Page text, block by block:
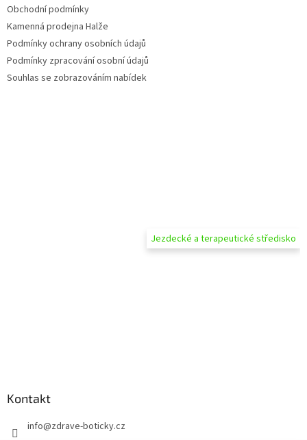
Obchodní podmínky
Kamenná prodejna Halže
Podmínky ochrany osobních údajů
Podmínky zpracování osobní údajů
Souhlas se zobrazováním nabídek
Jezdecké a terapeutické středisko
Kontakt
info@zdrave-boticky.cz